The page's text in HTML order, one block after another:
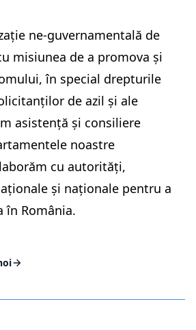
ne-guvernamentală de
misiunea de a promova și
în special drepturile
de azil și ale
asistență și consiliere
noastre
cu autorități,
și naționale pentru a
în România.